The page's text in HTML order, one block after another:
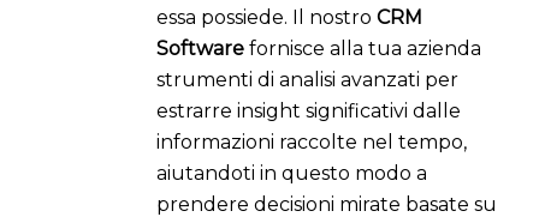
essa possiede. Il nostro CRM
Softwarefornisce alla tua azienda
strumenti di analisi avanzati per
estrarre insight significativi dalle
informazioni raccolte nel tempo,
aiutandoti in questo modo a
prendere decisioni mirate basate su